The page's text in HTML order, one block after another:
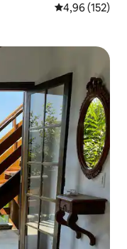
4,96 av 5 i
4,96 (152)